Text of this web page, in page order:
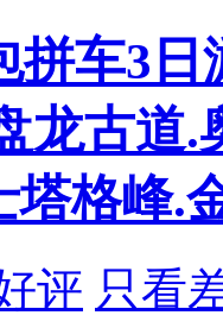
拼车3
龙古道
塔格峰.
评 只看